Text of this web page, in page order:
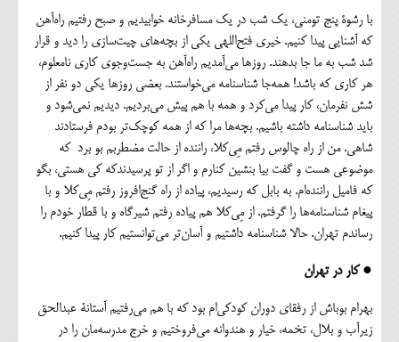
با رشوة پنج تومنی، یک شب در یک مسافرخانه خوابیدیم و صبح رفتیم راه‌آهن
که آشنایی پیدا کنیم. خیری فتح‌اللهی یکی از بچه‌های چیت‌سازی را دید و قرار
شد شب به ما جا بدهند. روزها می‌آمدیم راه‌آهن به جست‌وجوی کاری نامعلوم،
هر کاری که باشد! همه‌جا شناسنامه می‌خواستند. بعضی روزها یکی دو نفر از
شش نفرمان، کار پیدا می‌کرد و همه با هم پیش می‌بردیم. دیدیم نمی‌شود و
باید شناسنامه داشته باشیم. بچه‌ها مرا که از همه کوچک‌تر بودم فرستادند
شاهی. من از راه چالوس رفتم مِی‌کلا، راننده از حالت مضطربم بو برد که
موضوعی هست و گفت بیا بنشین کنارم و اگر از تو پرسیدندکه کی هستی، بگو
که فامیل راننده‌ام. به بابل که رسیدیم، پیاده از راه گنج‌افروز رفتم مِی‌کلا و با
پیغام شناسنامه‌ها را گرفتم. از مِی‌کلا هم پیاده رفتم شیرگاه و با قطار خودم را
رساندم تهران.‌ حالا شناسنامه داشتیم و آسان‌تر می‌توانستیم کار پیدا کنیم.
● کار در تهران
بهرام بوباش از رفقای دوران کودکی‌ام بود که با هم می‌رفتیم آستانة عبدالحق
زیرآب و بلال، تخمه، خیار و هندوانه می‌فروختیم و خرج مدرسه‌مان را در